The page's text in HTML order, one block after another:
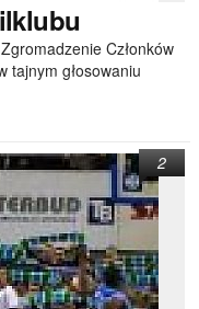
Członków
tajnym głosowaniu
2